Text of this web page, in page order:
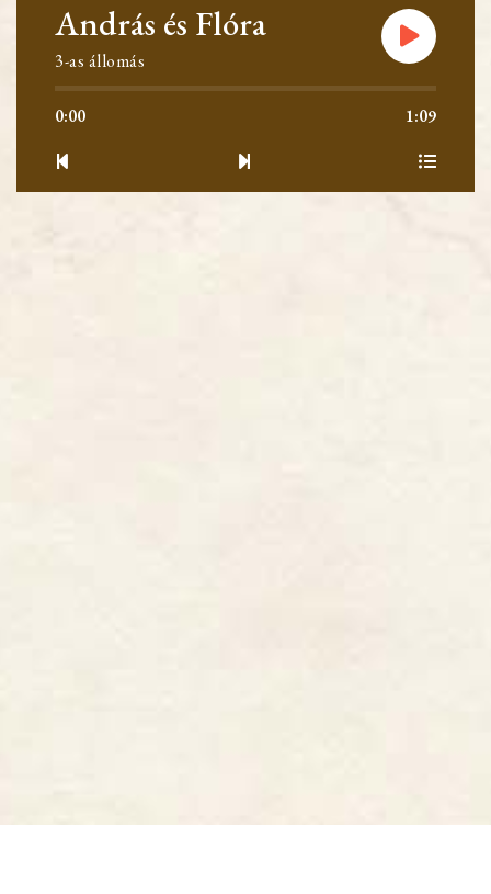
András és Flóra
3-as állomás
0:00 1:09